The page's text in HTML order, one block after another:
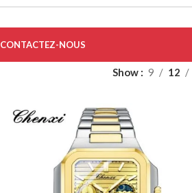
CONTACTEZ-NOUS
Show 9 12